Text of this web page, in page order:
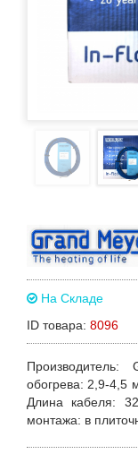
На Складе
ID товара: 8096
Производитель:
обогрева: 2,9-4,5
Длина кабеля:
монтажа: в